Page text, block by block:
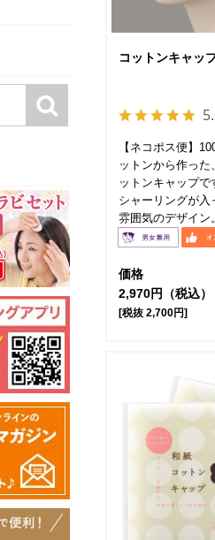
コットンキャッ
【ネコポス便】
ットンから作った
ットンキャップ
シャーリングが入
雰囲気のデザイン。
価格
2,970円（税込）
[税抜 2,700円]